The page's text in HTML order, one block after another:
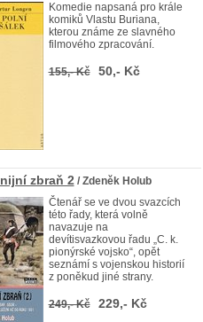
Komedie napsaná pro krále
komiků Vlastu Buriana,
kterou známe ze slavného
filmového zpracování.
155,- Kč 50,- Kč
zbraň 2/ Zdeněk Holub
Čtenář se ve dvou svazcích
této řady, která volně
navazuje na
devítisvazkovou řadu „C. k.
pionýrské vojsko“, opět
seznámí s vojenskou historií
z poněkud jiné strany.
249,- Kč 229,- Kč